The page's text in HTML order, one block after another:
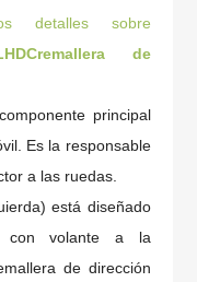
detalles sobre
Cremallera de
principal
Es la responsable
a las ruedas.
está diseñado
con volante a la
de dirección